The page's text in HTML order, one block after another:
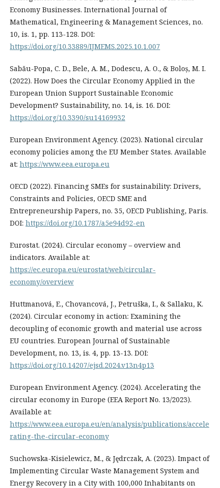
Economy Businesses. International Journal of
Mathematical, Engineering & Management Sciences, no.
10, is. 1, pp. 113-128. DOI:
https://doi.org/10.33889/IJMEMS.2025.10.1.007
Sabău-Popa, C. D., Bele, A. M., Dodescu, A. O., & Boloș, M. I.
(2022). How Does the Circular Economy Applied in the
European Union Support Sustainable Economic
Development? Sustainability, no. 14, is. 16. DOI:
https://doi.org/10.3390/su14169932
European Environment Agency. (2023). National circular
economy policies among the EU Member States. Available
at: https://www.eea.europa.eu
OECD (2022). Financing SMEs for sustainability: Drivers,
Constraints and Policies, OECD SME and
Entrepreneurship Papers, no. 35, OECD Publishing, Paris.
DOI: https://doi.org/10.1787/a5e94d92-en
Eurostat. (2024). Circular economy – overview and
indicators. Available at:
https://ec.europa.eu/eurostat/web/circular-
economy/overview
Huttmanová, E., Chovancová, J., Petruška, I., & Sallaku, K.
(2024). Circular economy in action: Examining the
decoupling of economic growth and material use across
EU countries. European Journal of Sustainable
Development, no. 13, is. 4, pp. 13-13. DOI:
https://doi.org/10.14207/ejsd.2024.v13n4p13
European Environment Agency. (2024). Accelerating the
circular economy in Europe (EEA Report No. 13/2023).
Available at:
https://www.eea.europa.eu/en/analysis/publications/accele
rating-the-circular-economy
Suchowska-Kisielewicz, M., & Jędrczak, A. (2023). Impact of
Implementing Circular Waste Management System and
Energy Recovery in a City with 100,000 Inhabitants on